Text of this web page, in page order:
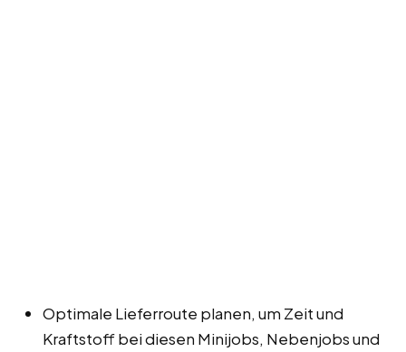
Optimale Lieferroute planen, um Zeit und
Kraftstoff bei diesen Minijobs, Nebenjobs und